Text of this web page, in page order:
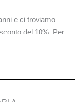
e ci troviamo
del 10%. Per